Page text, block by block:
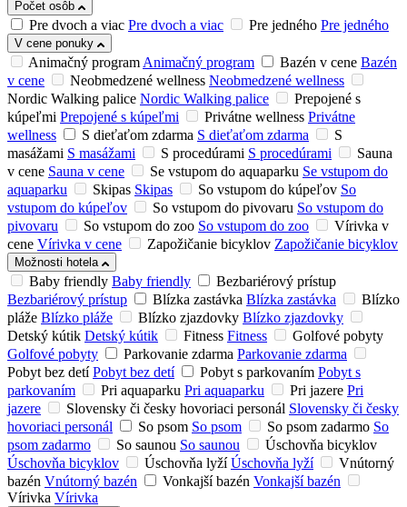
Počet osôb
Pre dvoch a viac Pre dvoch a viac Pre jedného Pre jedného
V cene ponuky
Animačný programAnimačný program Bazén v cene Bazén
v cene
Neobmedzené wellness Neobmedzené wellness
Nordic Walking palice Nordic Walking palice
Prepojené s
kúpeľmi Prepojené s kúpeľmi Privátne wellness Privátne
wellness
S dieťaťom zdarma S dieťaťom zdarma
S
masážami S masážami S procedúrami S procedúrami
Sauna
v cene Sauna v cene Se vstupom do aquaparku Se vstupom do
aquaparku
Skipas Skipas So vstupom do kúpeľov So
vstupom do kúpeľov
So vstupom do pivovaru So vstupom do
pivovaru
So vstupom do zoo So vstupom do zoo
Vírivka v
cene Vírivka v cene Zapožičanie bicyklov Zapožičanie bicyklov
Možnosti hotela
Baby friendly Baby friendly
Bezbariérový prístup
Bezbariérový prístup
Blízka zastávka Blízka zastávka
Blízko
pláže Blízko pláže Blízko zjazdovky Blízko zjazdovky
Detský kútik Detský kútik Fitness Fitness
Golfové pobyty
Golfové pobyty
Parkovanie zdarma Parkovanie zdarma
Pobyt bez detí Pobyt bez detí Pobyt s parkovaním Pobyt s
parkovaním
Pri aquaparku Pri aquaparku Pri jazere Pri
jazere
Slovensky či česky hovoriaci personál Slovensky či česky
hovoriaci personál
So psom So psom So psom zadarmo So
psom zadarmo
So saunou So saunou
Úschovňa bicyklov
Úschovňa bicyklov
Úschovňa lyží Úschovňa lyží
Vnútorný
bazén Vnútorný bazén Vonkajší bazén Vonkajší bazén
Vírivka Vírivka